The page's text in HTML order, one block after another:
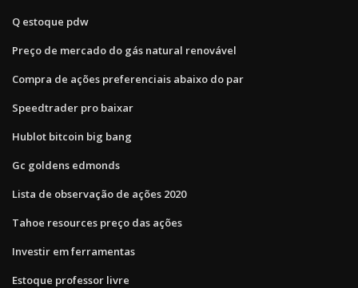
Q estoque pdw
Preço de mercado do gás natural renovável
Compra de ações preferenciais abaixo do par
Speedtrader pro baixar
Hublot bitcoin big bang
Gc goldens edmonds
Lista de observação de ações 2020
Tahoe resources preço das ações
Investir em ferramentas
Estoque professor livre